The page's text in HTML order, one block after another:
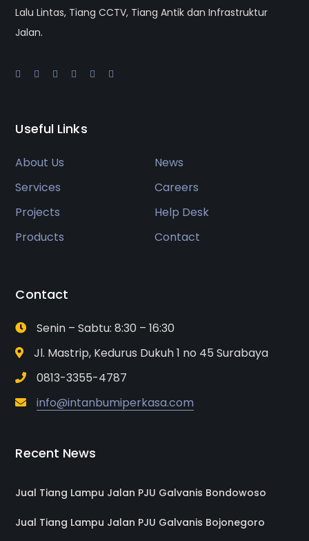
Lalu Lintas, Tiang CCTV, Tiang Antik dan Infrastruktur
Jalan.
Useful Links
About Us
News
Services
Careers
Projects
Help Desk
Products
Contact
Contact
Senin – Sabtu: 8:30 – 16:30
Jl. Mastrip, Kedurus Dukuh 1 no 45 Surabaya
0813-3355-4787
info@intanbumiperkasa.com
Recent News
Jual Tiang Lampu Jalan PJU Galvanis Bondowoso
Jual Tiang Lampu Jalan PJU Galvanis Bojonegoro